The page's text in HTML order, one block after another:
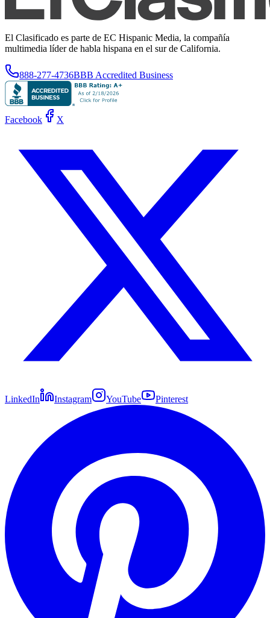
El Clasificado es parte de EC Hispanic Media, la compañía
multimedia líder de habla hispana en el sur de California.
888-277-4736BBB Accredited Business
Facebook X
LinkedIn Instagram YouTube Pinterest